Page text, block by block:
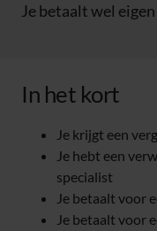
Je betaalt wel
In het kort
Je krijgt een
Je hebt een
specialist
Je betaalt voor
Je betaalt voor